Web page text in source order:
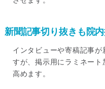
新聞記事切り抜きも院
インタビューや寄稿記事
すが、掲示用にラミネー
高めます。